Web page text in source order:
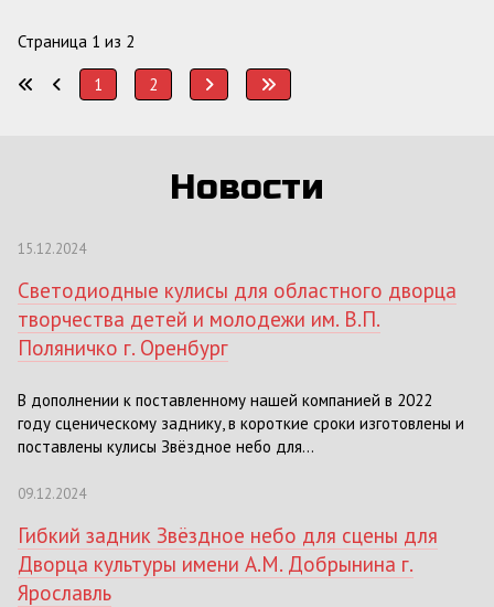
Страница 1 из 2
1 2
Новости
15.12.2024
Светодиодные кулисы для областного дворца
творчества детей и молодежи им. В.П.
Поляничко г. Оренбург
В дополнении к поставленному нашей компанией в 2022
году сценическому заднику, в короткие сроки изготовлены и
поставлены кулисы Звёздное небо для...
09.12.2024
Гибкий задник Звёздное небо для сцены для
Дворца культуры имени А.М. Добрынина г.
Ярославль